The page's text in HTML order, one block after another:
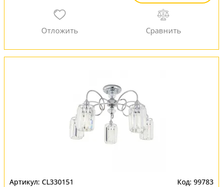
CL330151 99783